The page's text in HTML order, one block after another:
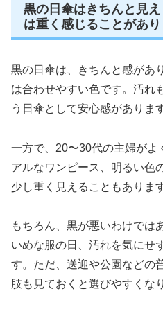
黒の日傘はきちんと見
は重く感じることがあ
黒の日傘は、きちんと感があ
は合わせやすい色です。汚れ
う日傘として安心感がありま
一方で、20〜30代の主婦がよ
アルなワンピース、明るい色
少し重く見えることもあります
もちろん、黒が悪いわけでは
いめな服の日、汚れを気にせ
す。ただ、送迎や公園などの
肢も見ておくと選びやすくな